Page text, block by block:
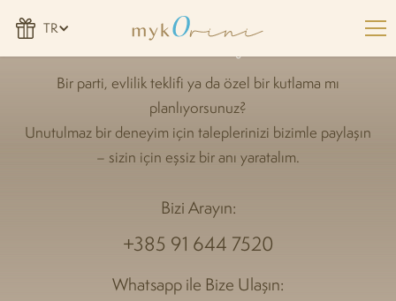
TR Bize Ulaşın
Bir parti, evlilik teklifi ya da özel bir kutlama mı
planlıyorsunuz?
Unutulmaz bir deneyim için taleplerinizi bizimle paylaşın
– sizin için eşsiz bir anı yaratalım.
Bizi Arayın:
+385 91 644 7520
Whatsapp ile Bize Ulaşın: